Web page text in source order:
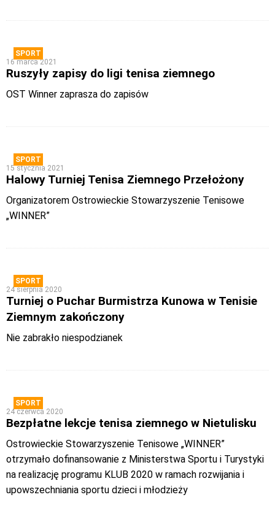
SPORT
16 marca 2021
Ruszyły zapisy do ligi tenisa ziemnego
OST Winner zaprasza do zapisów
SPORT
15 stycznia 2021
Halowy Turniej Tenisa Ziemnego Przełożony
Organizatorem Ostrowieckie Stowarzyszenie Tenisowe
„WINNER”
SPORT
24 sierpnia 2020
Turniej o Puchar Burmistrza Kunowa w Tenisie
Ziemnym zakończony
Nie zabrakło niespodzianek
SPORT
24 czerwca 2020
Bezpłatne lekcje tenisa ziemnego w Nietulisku
Ostrowieckie Stowarzyszenie Tenisowe „WINNER”
otrzymało dofinansowanie z Ministerstwa Sportu i Turystyki
na realizację programu KLUB 2020 w ramach rozwijania i
upowszechniania sportu dzieci i młodzieży